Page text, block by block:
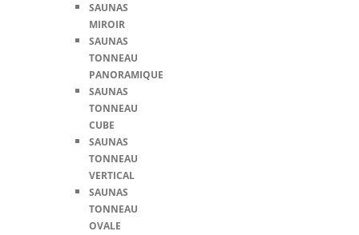
SAUNAS
MIROIR
SAUNAS
TONNEAU
PANORAMIQUE
SAUNAS
TONNEAU
CUBE
SAUNAS
TONNEAU
VERTICAL
SAUNAS
TONNEAU
OVALE